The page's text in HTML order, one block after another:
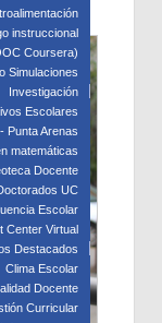
instruccional
Coursera)
Simulaciones
Investigación
Escolares
Punta Arenas
matemáticas
Docente
UC
Escolar
Center Virtual
Destacados
Clima Escolar
Docente
Curricular